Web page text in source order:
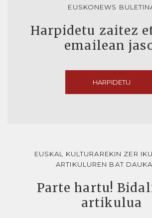
EUSKONEWS
Harpidetu zaitez
emailean
HARPIDETU
EUSKAL KULTURAREKIN ZER
ARTIKULUREN BAT
Parte hartu!
artikulua